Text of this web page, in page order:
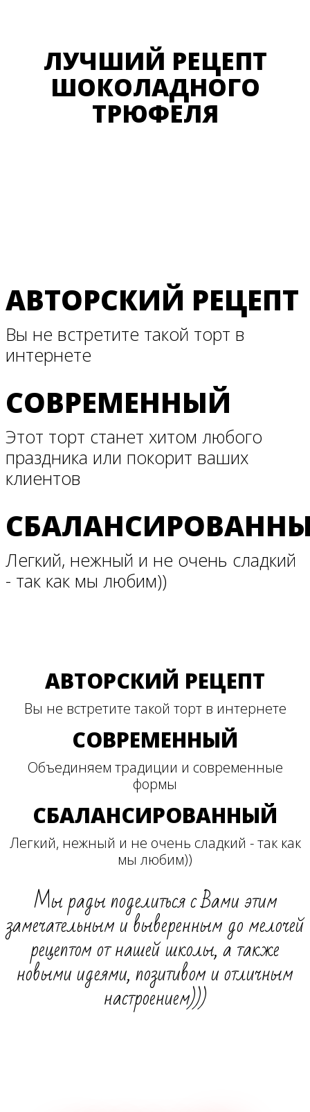
ЛУЧШИЙ РЕЦЕПТ
ШОКОЛАДНОГО
ТРЮФЕЛЯ
АВТОРСКИЙ РЕЦЕПТ
Вы не встретите такой торт в
интернете
СОВРЕМЕННЫЙ
Этот торт станет хитом любого
праздника или покорит ваших
клиентов
Легкий, нежный и не очень сладкий
- так как мы любим))
АВТОРСКИЙ РЕЦЕПТ
Вы не встретите такой торт в интернете
СОВРЕМЕННЫЙ
Объединяем традиции и современные
формы
СБАЛАНСИРОВАННЫЙ
Легкий, нежный и не очень сладкий - так как
мы любим))
Мы рады поделиться с Вами этим
замечательным и выверенным до мелочей
рецептом от нашей школы, а также
новыми идеями, позитивом и отличным
настроением)))